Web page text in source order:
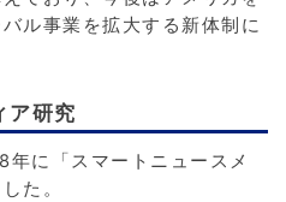
ル事業を拡大する新体制に
ア研究
に「スマートニュースメ
た。